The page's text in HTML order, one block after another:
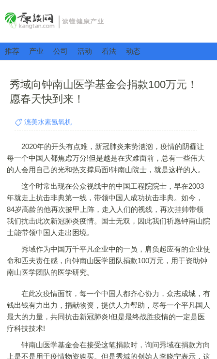
推荐 产业 公司 活动 看法 动态
秀域向钟南山医学基金会捐款100万元！
愿春天快到来！
潓美水素氢氧机
2020年的开头有点难，新冠肺炎来势汹汹，疫情的阴霾让
每一个中国人都焦虑万分!但是越是在灾难面前，总有一些伟大
的人会用自己的光和热支撑局面!钟南山院士，就是这样的人。
这个时常出现在公众视线中的中国工程院院士，早在2003
年就走上抗击非典第一线，带领中国人成功抗击非典。如今，
84岁高龄的他再次披甲上阵，走入人们的视线，再次挂帅带领
我们抗击此次新冠肺炎疫情。国士无双，因此我们祈愿钟南山院
士能带领中国人走出困境。
秀域作为中国万千平凡企业中的一员，肩负起应有的企业使
命和匹夫责任感，向钟南山医学团队捐款100万元，用于资助钟
南山医学团队的医学研究。
在此次疫情面前，每一个中国人都齐心协力，众志成城，有
钱出钱有力出力，捐献物资，提供人力帮助，尽每一个平凡国人
最大的力量，共同抗击新冠肺炎!但是最终战胜疫情的一定是医
疗科技技术!
钟南山医学基金会在接受这笔捐款时，询问秀域在捐款方向
上是不是用于疫情物资购买。但是秀域的创始人李晓宁表示，这